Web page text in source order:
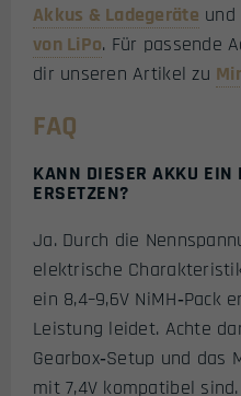
Akkus & Ladegeräte
von LiPo. Für passende
dir unseren Artikel zu
FAQ
KANN DIESER AKKU
ERSETZEN?
Ja. Durch die
elektrische
ein 8,4–9,6V NiMH‑Pack
Leistung leidet. Achte
Gearbox‑Setup und das
mit 7,4V kompatibel sind.